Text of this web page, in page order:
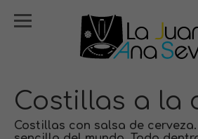
Costillas a la
Costillas con salsa de